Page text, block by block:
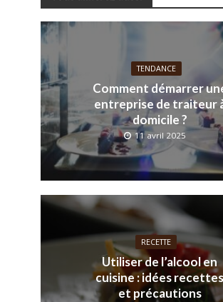
TENDANCE
Comment démarrer
entreprise de traiteur
domicile ?
11 avril 2025
RECETTE
Utiliser de l’alcool en
cuisine : idées recettes
et précautions